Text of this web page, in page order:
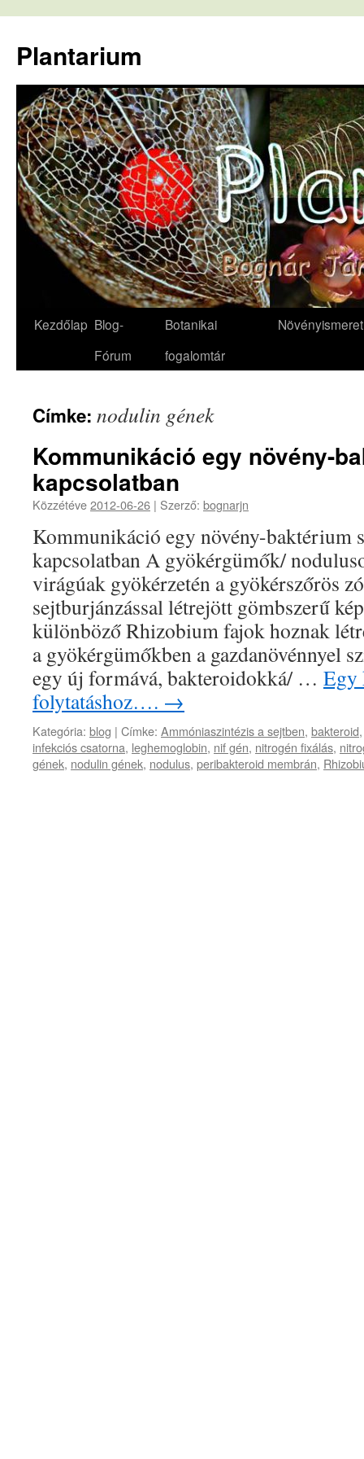
tartalomba
Plantarium
Kezdőlap Blog-
Fórum
Botanikai
fogalomtár
Növényismeret
Címke: nodulin gének
Kommunikáció egy növény-
kapcsolatban
Közzétéve2012-06-26 | Szerző: bognarjn
Kommunikáció egy növény-baktérium
kapcsolatban A gyökérgümők/
virágúak gyökérzetén a gyökérszőrös
sejtburjánzással létrejött gömbszerű
különböző Rhizobium fajok hoznak
a gyökérgümőkben a gazdanövénnyel
egy új formává, bakteroidokká/ … Egy
folytatáshoz…. →
Kategória: blog | Címke: Ammóniaszintézis a sejtben, bakteroid
infekciós csatorna, leghemoglobin, nif gén, nitrogén fixálás,
gének, nodulin gének, nodulus, peribakteroid membrán,